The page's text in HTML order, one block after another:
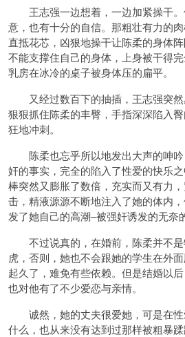
王志强一边想着，一边加紧操干。
意，也有十分的自信。那粗壮有力的
直抵花芯，凶狠地操干让陈柔的身体
不能支撑住自己的身体，上身被干得
乳房在冰冷的桌子被身体压的扁平。
又经过数百下的抽插，王志强突然
狠狠抓住陈柔的丰臀，手指深深陷入
狂地冲刺。
陈柔也忘乎所以地发出大声的呻吟
奸的事实，完全的陷入了性爱的快乐
棒突然又膨胀了数倍，充实而又有力
击，精液源源不断地注入了她的体内
发了她自己的高潮–被强奸诱发的无奈
不过说真的，在婚前，陈柔并不是
虎，否则，她也不会跟她的学生在外
起久了，难免有些依赖。但是结婚以
也对他有了不少爱恋与亲情。
诚然，她的丈夫很爱她，可是在性
什么，也从来没有达到过那样被粗暴蹂